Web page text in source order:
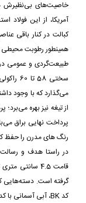
خاصیت‌های بی‌نظیرش
کبالت در کنار باقی
همینطور رطوبت
طبیعت‌گردی و عمومی در
سختی
می‌گذارد که با وجود
پرداخت نهایی براق
رنگ های مدرن را حفظ
در راستا هدف و رسالت
قامت 4.5
گرفته است. دسته‌هایی